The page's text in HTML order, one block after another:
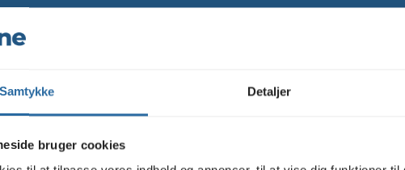
Samtykke Detaljer
bruger cookies